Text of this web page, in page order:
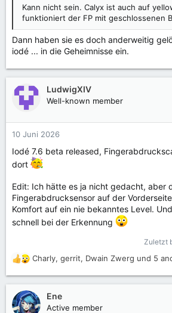
Kann nicht sein. Calyx ist auch auf
funktioniert der FP mit geschlossenen
Dann haben sie es doch anderweitig
iodé ... in die Geheimnisse ein.
LudwigXIV
Well-known member
10 Juni 2026
Iodé 7.6 beta released,
dort
Edit: Ich hätte es ja nicht gedacht, aber
Fingerabdrucksensor auf der
Komfort auf ein nie bekanntes Level.
schnell bei der Erkennung
Zuletzt
R
a
k
t
Charly, gerrit, Dwain Zwerg und 5
Ene
Active member